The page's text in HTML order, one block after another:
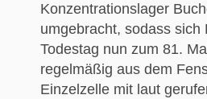
Konzentrationslager
umgebracht, sodass sich
Todestag nun zum 81.
regelmäßig aus dem
Einzelzelle mit laut